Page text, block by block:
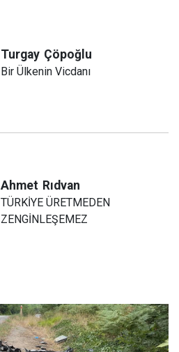
Turgay Çöpoğlu
Bir Ülkenin Vicdanı
Ahmet Rıdvan
TÜRKİYE ÜRETMEDEN
ZENGİNLEŞEMEZ